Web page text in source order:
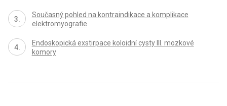
Současný pohled na kontraindikace a komplikace
elektromyografie
Endoskopická exstirpace koloidní cysty III. mozkové
komory